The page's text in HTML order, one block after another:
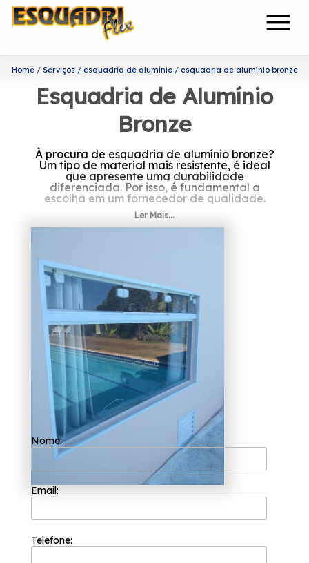
menu
Home Serviços esquadria de alumínio esquadria de alumínio bronze
Esquadria de Alumínio
Bronze
À procura de esquadria de alumínio bronze?
Um tipo de material mais resistente, é ideal
que apresente uma durabilidade
diferenciada. Por isso, é fundamental a
escolha em um fornecedor de qualidade.
Encontre a melhor esquadria
Por meio de um trabalho diferenciado, a
Esquadriflex se destaca no setor de
esquadrias, e possui um dos melhores custos
benefícios do setor.
Trabalhando com com competência e
eficiência, a organização permanece no
mercado desde 2002, trabalhando sempre
com profissionais capacitados. Atualmente,
trabalha com materiais como:
Janelas;
Box;
Corrimão;
Guarda-Corpo;
Entre outros.
serviços da Esquadriflex, e faça uma
atendentes.
Ler Mais...
Nome:
Email:
Telefone: